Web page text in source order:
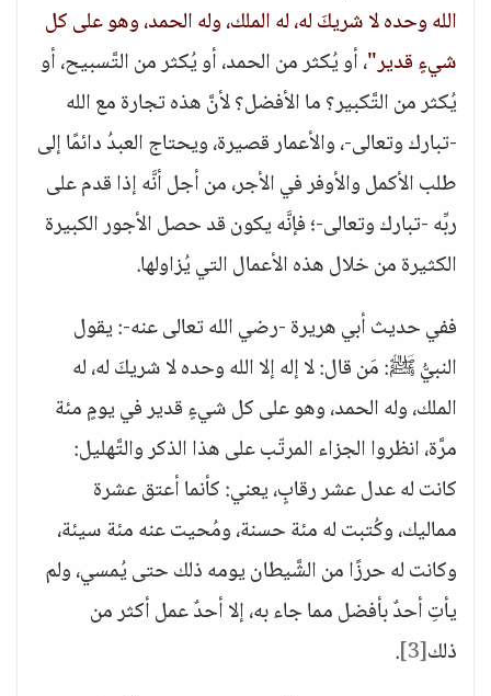
الله وحده لا شريكَ له، له الملك، وله الحمد، وهو على كل
شيءٍ قدير"، أو يُكثر من الحمد، أو يُكثر من التَّسبيح، أو
يُكثر من التَّكبير؟ ما الأفضل؟ لأنَّ هذه تجارة مع الله
-تبارك وتعالى-، والأعمار قصيرة، ويحتاج العبدُ دائمًا إلى
طلب الأكمل والأوفر في الأجر، من أجل أنَّه إذا قدم على
ربِّه -تبارك وتعالى-؛ فإنَّه يكون قد حصل الأجور الكبيرة
الكثيرة من خلال هذه الأعمال التي يُزاولها.
ففي حديث أبي هريرة -رضي الله تعالى عنه-: يقول
النبيُّ ﷺ: مَن قال: لا إله إلا الله وحده لا شريكَ له، له
الملك، وله الحمد، وهو على كل شيءٍ قدير في يومٍ مئة
مرَّة، انظروا الجزاء المرتّب على هذا الذكر والتَّهليل:
كانت له عدل عشر رقابٍ، يعني: كأنما أعتق عشرة
مماليك، وكُتبت له مئة حسنة، ومُحيت عنه مئة سيئة،
وكانت له حرزًا من الشَّيطان يومه ذلك حتى يُمسي، ولم
يأتِ أحدٌ بأفضل مما جاء به، إلا أحدٌ عمل أكثر من
ذلك[3]
.